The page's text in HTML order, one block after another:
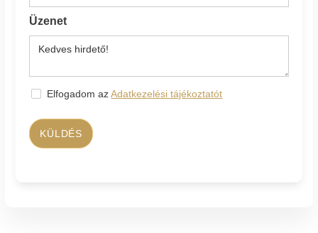
Üzenet
Elfogadom azAdatkezelési tájékoztatót
KÜLDÉS